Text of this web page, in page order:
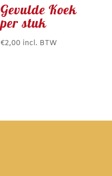
Gevulde Koek
per stuk
€2,00 incl. BTW